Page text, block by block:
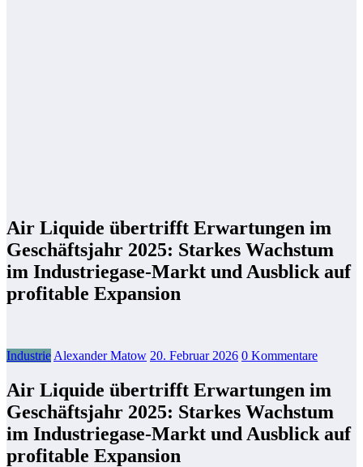
Air Liquide übertrifft Erwartungen im
Geschäftsjahr 2025: Starkes Wachstum
im Industriegase-Markt und Ausblick auf
profitable Expansion
Industrie Alexander Matow 20. Februar 2026 0 Kommentare
Air Liquide übertrifft Erwartungen im
Geschäftsjahr 2025: Starkes Wachstum
im Industriegase-Markt und Ausblick auf
profitable Expansion